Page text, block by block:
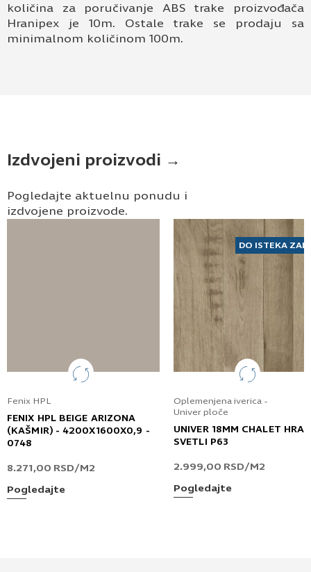
količina za poručivanje ABS trake proizvođača
Hranipex je 10m. Ostale trake se prodaju sa
minimalnom količinom 100m.
Izdvojeni proizvodi →
Pogledajte aktuelnu ponudu i
izdvojene proizvode.
Fenix HPL
FENIX HPL BEIGE ARIZONA
(KAŠMIR) - 4200X1600X0,9 -
0748
8.271,00 RSD/M2
Pogledajte
DO ISTEKA
Oplemenjena iverica -
Univer ploče
UNIVER 18MM CHALET
SVETLI P63
2.999,00 RSD/M2
Pogledajte